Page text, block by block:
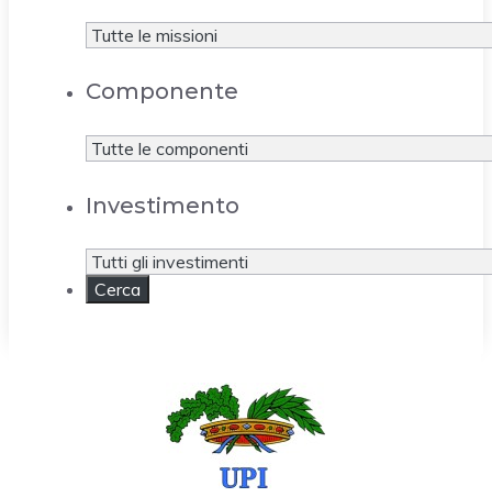
Componente
Investimento